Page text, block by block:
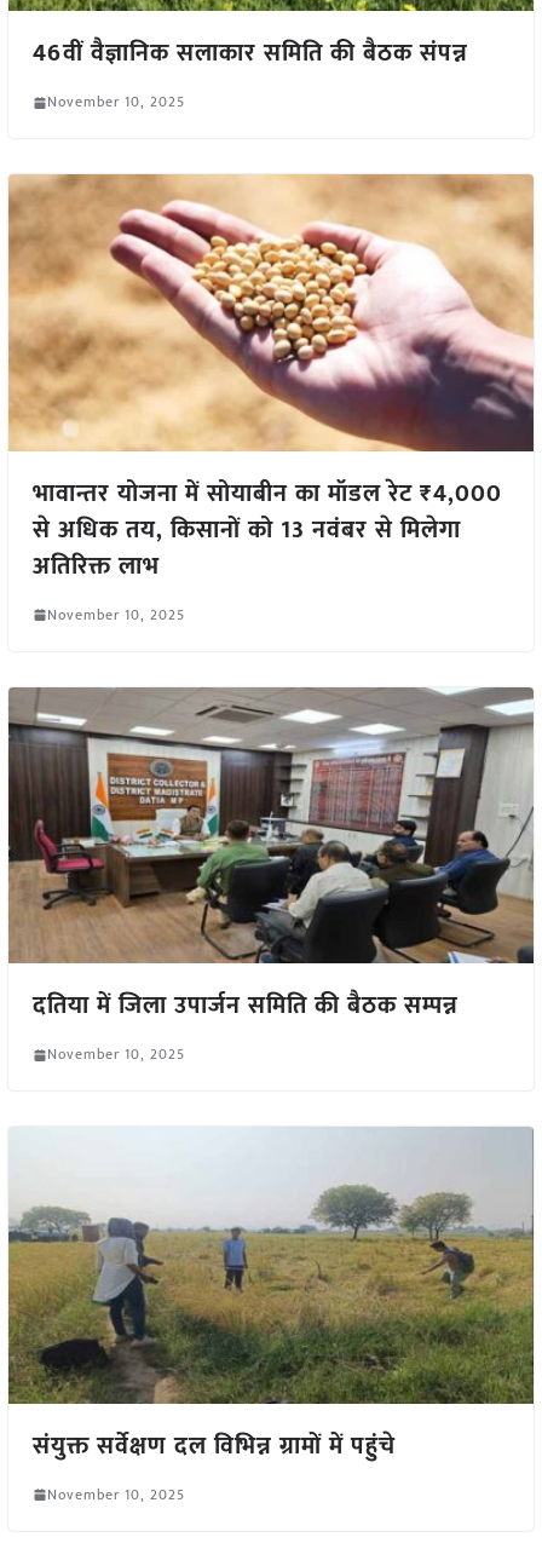
46वीं वैज्ञानिक सलाकार समिति की बैठक संपन्न
November 10, 2025
भावान्तर योजना में सोयाबीन का मॉडल रेट ₹4,000
से अधिक तय, किसानों को 13 नवंबर से मिलेगा
अतिरिक्त लाभ
November 10, 2025
दतिया में जिला उपार्जन समिति की बैठक सम्पन्न
November 10, 2025
संयुक्त सर्वेक्षण दल विभिन्न ग्रामों में पहुंचे
November 10, 2025